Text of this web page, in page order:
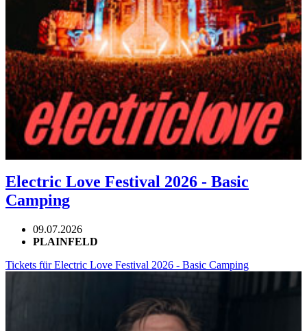
Electric Love Festival 2026 - Basic
Camping
09.07.2026
PLAINFELD
Tickets für Electric Love Festival 2026 - Basic Camping